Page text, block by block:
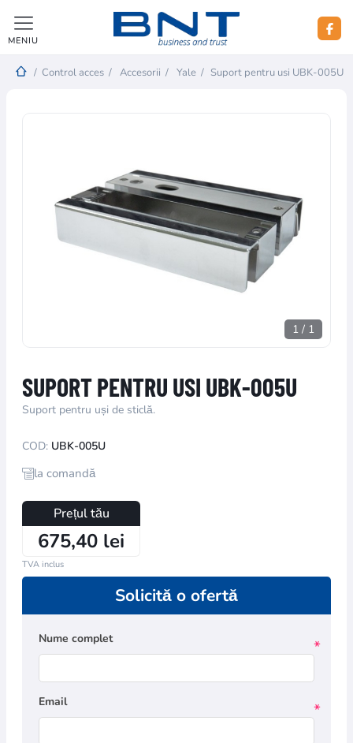
MENIU
/ Control acces / Accesorii / Yale / Suport pentru usi UBK-005U
1 / 1
SUPORT PENTRU USI UBK-005U
Suport pentru uși de sticlă.
COD: UBK-005U
la comandă
Prețul tău
675,40 lei
TVA inclus
Solicită o ofertă
Nume complet *
Email *